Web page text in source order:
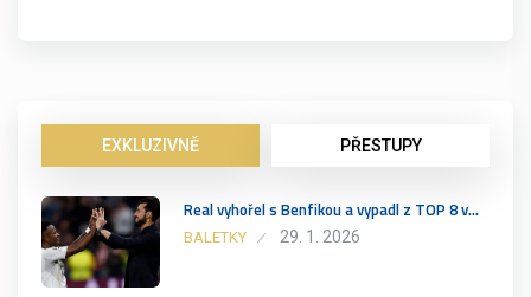
EXKLUZIVNĚ PŘESTUPY
Real vyhořel s Benfikou a vypadl z TOP 8 v…
BALETKY 29. 1. 2026